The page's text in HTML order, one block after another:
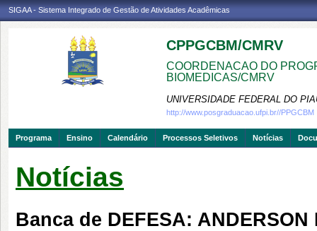
SIGAA - Sistema Integrado de Gestão de Atividades Acadêmicas
CPPGCBM/CMRV
COORDENACAO DO
BIOMEDICAS/CMRV
UNIVERSIDADE FEDERAL DO
http://www.posgraduacao.ufpi.br//PPGCBM
Programa Ensino Calendário Processos Seletivos Notícias
Notícias
Banca de DEFESA: ANDERSON